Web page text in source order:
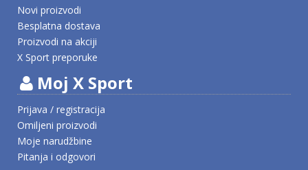
Novi proizvodi
Besplatna dostava
Proizvodi na akciji
X Sport preporuke
Moj X Sport
Prijava / registracija
Omiljeni proizvodi
Moje narudžbine
Pitanja i odgovori